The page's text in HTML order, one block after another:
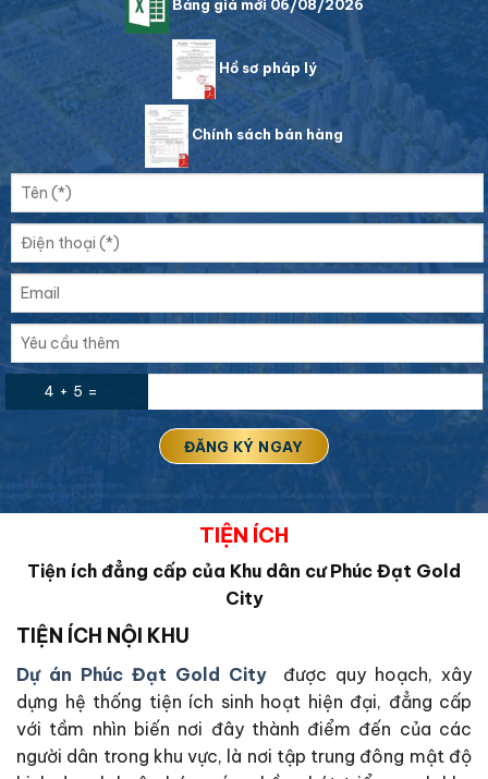
Bảng giá mới 06/08/2026
Hồ sơ pháp lý
Chính sách bán hàng
4 + 5 =
TIỆN ÍCH
Tiện ích đẳng cấp của Khu dân cưPhúc Đạt Gold
City
TIỆN ÍCH NỘI KHU
Dự án Phúc Đạt Gold City
được quy hoạch, xây
dựng hệ thống tiện ích sinh hoạt hiện đại, đẳng cấp
với tầm nhìn biến nơi đây thành điểm đến của các
người dân trong khu vực, là nơi tập trung đông mật độ